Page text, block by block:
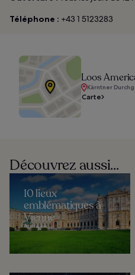
Téléphone : +43 1 5123283
Loos
Kärntner
Carte
Découvrez aussi...
10 lieux
emblématiques à
Vienne
Autriche